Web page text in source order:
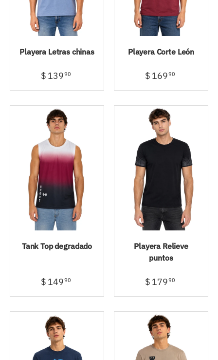
Playera Letras chinas
$ 13990
Playera Corte León
$ 16990
Tank Top degradado
$ 14990
Playera Relieve
puntos
$ 17990